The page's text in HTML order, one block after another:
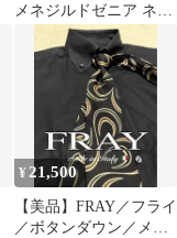
メネジルドゼニア ネク
タイ ピンク ストライプ
柄 メンズ
¥ 21,500
【美品】FRAY／フライ
／ボタンダウン／メッ